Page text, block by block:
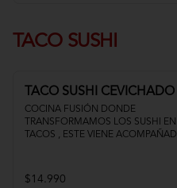
TACO SUSHI
TACO SUSHI CEVICHADO
COCINA FUSIÓN DONDE
TRANSFORMAMOS LOS SUSHI EN
TACOS , ESTE VIENE
$14.990